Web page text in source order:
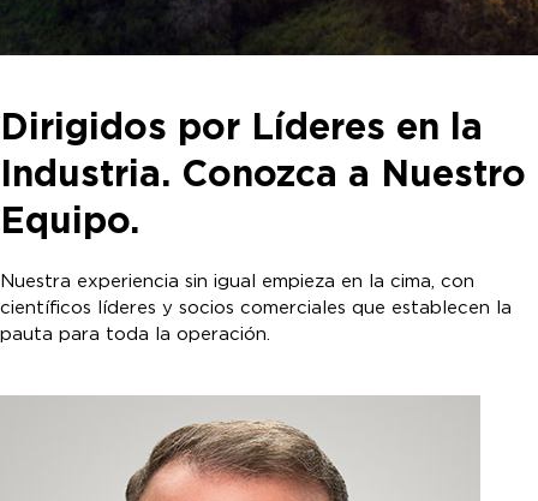
Dirigidos por Líderes en la
Industria. Conozca a Nuestro
Equipo.
Nuestra experiencia sin igual empieza en la cima, con
científicos líderes y socios comerciales que establecen la
pauta para toda la operación.